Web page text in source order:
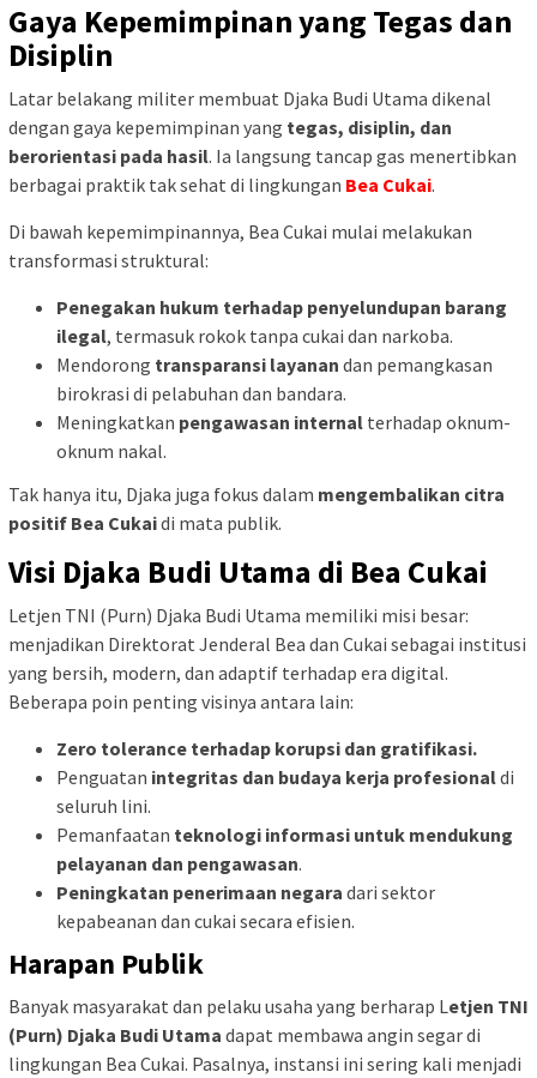
Gaya Kepemimpinan yang Tegas dan
Disiplin
Latar belakang militer membuat Djaka Budi Utama dikenal
dengan gaya kepemimpinan yang tegas, disiplin, dan
berorientasi pada hasil. Ia langsung tancap gas menertibkan
berbagai praktik tak sehat di lingkungan Bea Cukai.
Di bawah kepemimpinannya, Bea Cukai mulai melakukan
transformasi struktural:
Penegakan hukum terhadap penyelundupan barang
ilegal, termasuk rokok tanpa cukai dan narkoba.
Mendorong transparansi layanan dan pemangkasan
birokrasi di pelabuhan dan bandara.
Meningkatkan pengawasan internal terhadap oknum-
oknum nakal.
Tak hanya itu, Djaka juga fokus dalam mengembalikan citra
positif Bea Cukaidi mata publik.
Visi Djaka Budi Utama di Bea Cukai
Letjen TNI (Purn) Djaka Budi Utama memiliki misi besar:
menjadikan Direktorat Jenderal Bea dan Cukai sebagai institusi
yang bersih, modern, dan adaptif terhadap era digital.
Beberapa poin penting visinya antara lain:
Zero tolerance terhadap korupsi dan gratifikasi.
Penguatan integritas dan budaya kerja profesionaldi
seluruh lini.
Pemanfaatan teknologi informasi untuk mendukung
pelayanan dan pengawasan.
Peningkatan penerimaan negara dari sektor
kepabeanan dan cukai secara efisien.
Harapan Publik
Banyak masyarakat dan pelaku usaha yang berharap Letjen TNI
(Purn) Djaka Budi Utama dapat membawa angin segar di
lingkungan Bea Cukai. Pasalnya, instansi ini sering kali menjadi